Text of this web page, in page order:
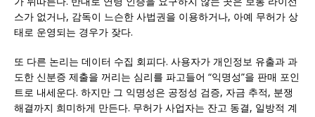
스가 없거나, 감독이 느슨한 사법권을 이용하거나, 아예 무허가 상
태로 운영되는 경우가 잦다.
또 다른 논리는 데이터 수집 회피다. 사용자가 개인정보 유출과 과
도한 신분증 제출을 꺼리는 심리를 파고들어 “익명성”을 판매 포인
트로 내세운다. 하지만 그 익명성은 공정성 검증, 자금 추적, 분쟁
해결까지 희미하게 만든다. 무허가 사업자는 잔고 동결, 일방적 계